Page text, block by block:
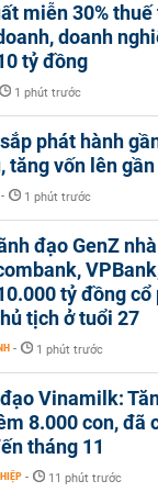
miễn 30%
doanh
tỷ đồng
1 phút trước
phát hành
tăng vốn lên
- 1 phút trước
đạo GenZ
tỷ đồng cổ
tịch ở tuổi 27
- 1 phút trước
Vinamilk:
8.000 con, đã
tháng 11
- 11 phút trước